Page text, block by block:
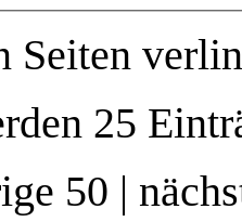
Seiten
25
50 |